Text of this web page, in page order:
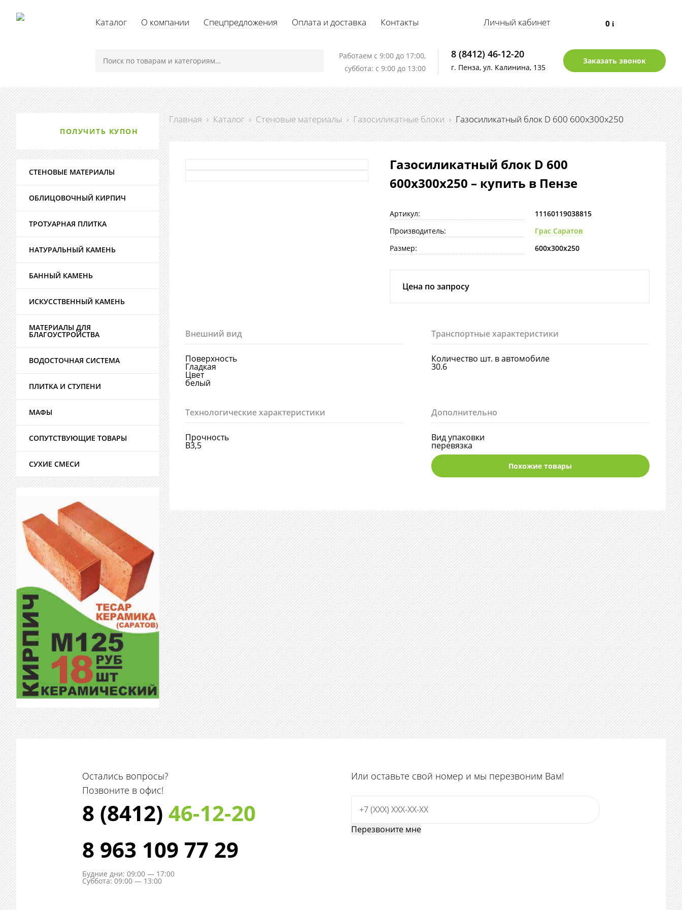
Каталог О компании Спецпредложения Оплата и доставка Контакты Личный кабинет 0i
Работаем c 9:00 до 17:00,
суббота: с 9:00 до 13:00
8 (8412) 46-12-20
г. Пенза, ул. Калинина, 135
Заказать звонок
Главная › Каталог › Стеновые материалы › Газосиликатные блоки › Газосиликатный блок D 600 600х300х250
Газосиликатный блок D 600
600х300х250 – купить в Пензе
Артикул:
11160119038815
Производитель:
Грас Саратов
Размер:
600х300х250
Цена по запросу
Внешний вид
Поверхность
Гладкая
Цвет
белый
Транспортные характеристики
Количество шт. в автомобиле
30.6
Технологические характеристики
Прочность
В3,5
Дополнительно
Вид упаковки
перевязка
Похожие товары
ПОЛУЧИТЬ КУПОН
СТЕНОВЫЕ МАТЕРИАЛЫ
ОБЛИЦОВОЧНЫЙ КИРПИЧ
ТРОТУАРНАЯ ПЛИТКА
НАТУРАЛЬНЫЙ КАМЕНЬ
БАННЫЙ КАМЕНЬ
ИСКУССТВЕННЫЙ КАМЕНЬ
МАТЕРИАЛЫ ДЛЯ
БЛАГОУСТРОЙСТВА
ВОДОСТОЧНАЯ СИСТЕМА
ПЛИТКА И СТУПЕНИ
МАФЫ
СОПУТСТВУЮЩИЕ ТОВАРЫ
СУХИЕ СМЕСИ
Остались вопросы?
Позвоните в офис!
8 (8412) 46-12-20
8 963 109 77 29
Будние дни: 09:00 — 17:00
Суббота: 09:00 — 13:00
Или оставьте свой номер и мы перезвоним Вам!